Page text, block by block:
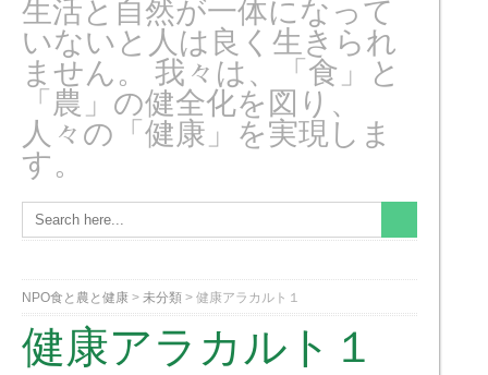
生活と自然が一体になって
いないと人は良く生きられ
ません。 我々は、「食」と
「農」の健全化を図り、
人々の「健康」を実現しま
す。
NPO食と農と健康 >未分類 >健康アラカルト１
健康アラカルト１